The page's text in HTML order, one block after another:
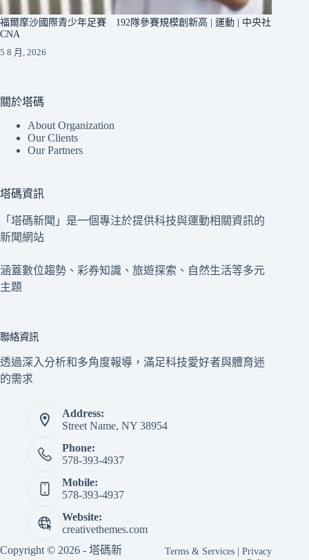
福爾摩沙國際青少年足賽 192隊參賽規模創新高 | 運動 | 中央社
CNA
5 8 月, 2026
關於塔碼
About Organization
Our Clients
Our Partners
塔碼資訊
「塔碼新聞」是一個專注於提供科技與運動相關資訊的
新聞網站
涵蓋數位趨勢、彩券知識、旅遊探索、自然生活等多元
主題
聯絡資訊
透過深入分析和多角度報導，滿足科技愛好者與體育迷
的需求
Address:
Street Name, NY 38954
Phone:
578-393-4937
Mobile:
578-393-4937
Website:
creativethemes.com
Copyright © 2026 - 塔碼新
Terms & Services |Privacy